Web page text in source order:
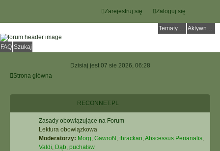
Zaloguj się
Zarejestruj się
Tematy bez odpowiedzi Aktywne tematy
FAQ Szukaj
Dzisiaj jest 07 sie 2026, 06:28
Strona główna
RECONNET.PL
Zasady obowiązujące na Forum
Lektura obowiązkowa
Moderatorzy: Morg, GawroN , thrackan,Abscessus Perianalis,
Valdi, Dąb, puchalsw